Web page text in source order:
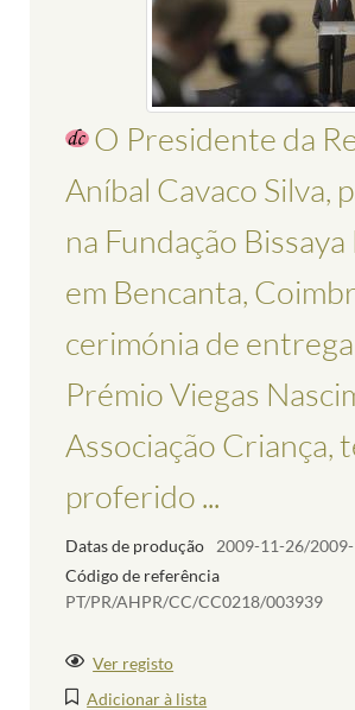
O Presidente da
Aníbal Cavaco Silva,
na Fundação
em Bencanta,
cerimónia de
Prémio Viegas
Associação Criança,
proferido ...
Datas de produção
2009-11-26/
Código de referência
PT/PR/AHPR/CC/CC0218/003939
Ver registo
Adicionar à lista